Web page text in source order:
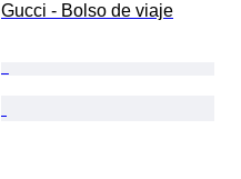
Gucci - Bolso de viaje